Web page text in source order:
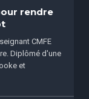
rendre
CMFE
Diplômé d'une
et